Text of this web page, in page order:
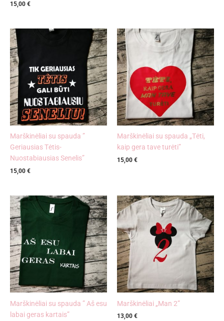
15,00 €
Marškinėliai su spauda ”
Geriausias Tėtis-
Nuostabiausias Senelis”
15,00 €
Marškinėliai su spauda „Tėti,
kaip gera tave turėti”
15,00 €
Marškinėliai su spauda ” Aš esu
labai geras kartais”
Marškinėliai „Man 2”
13,00 €